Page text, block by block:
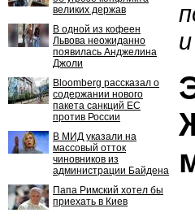
великих держав
В одной из кофеен
Львова неожиданно
появилась Анджелина
Джоли
Bloomberg рассказал о
содержании нового
пакета санкций ЕС
против России
В МИД указали на
массовый отток
чиновников из
администрации Байдена
Папа Римский хотел бы
приехать в Киев